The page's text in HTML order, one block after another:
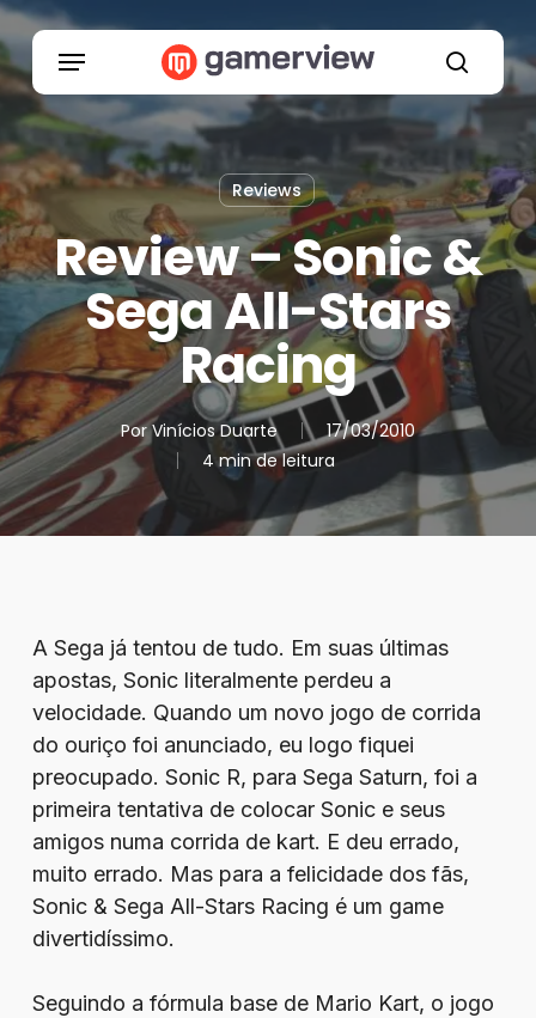
Skip
to
main
content
search
Menu
Reviews
Review – Sonic &
Sega All-Stars
Racing
Por Vinícios Duarte
17/03/2010
4 min de leitura
A Sega já tentou de tudo. Em suas últimas
apostas, Sonic literalmente perdeu a
velocidade. Quando um novo jogo de corrida
do ouriço foi anunciado, eu logo fiquei
preocupado. Sonic R, para Sega Saturn, foi a
primeira tentativa de colocar Sonic e seus
amigos numa corrida de kart. E deu errado,
muito errado. Mas para a felicidade dos fãs,
Sonic & Sega All-Stars Racing é um game
divertidíssimo.
Seguindo a fórmula base de Mario Kart, o jogo